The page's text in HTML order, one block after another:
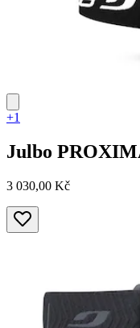
+1
Julbo
3 030,00 Kč